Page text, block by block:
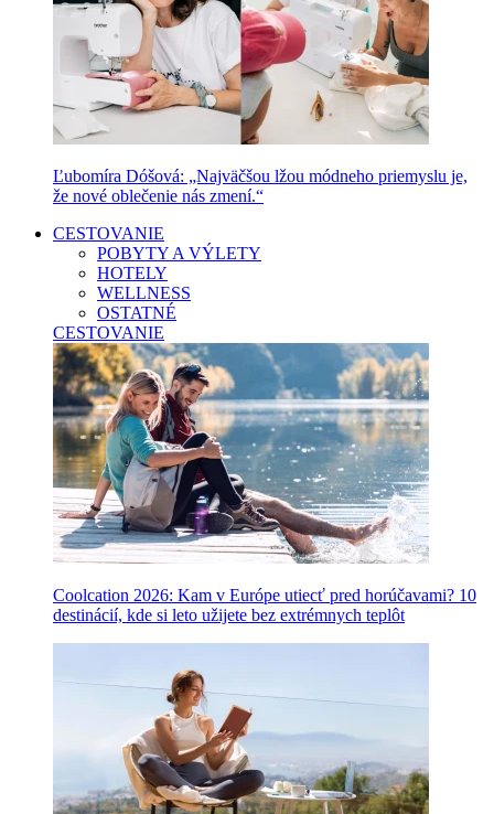
Ľubomíra Dóšová: „Najväčšou lžou módneho priemyslu je,
že nové oblečenie nás zmení.“
CESTOVANIE
POBYTY A VÝLETY
HOTELY
WELLNESS
OSTATNÉ
CESTOVANIE
Coolcation 2026: Kam v Európe utiecť pred horúčavami? 10
destinácií, kde si leto užijete bez extrémnych teplôt